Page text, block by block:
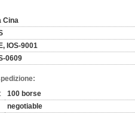
Cina
IOS-9001
0609
100 borse
negotiable